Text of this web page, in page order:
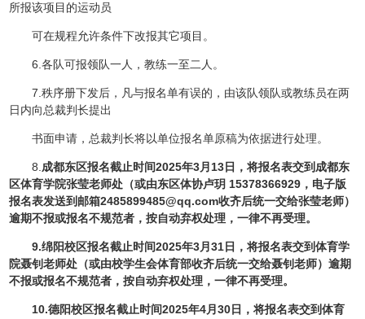
所报该项目的运动员
可在规程允许条件下改报其它项目。
6.各队可报领队一人，教练一至二人。
7.秩序册下发后，凡与报名单有误的，由该队领队或教练员在两
日内向总裁判长提出
书面申请，总裁判长将以单位报名单原稿为依据进行处理。
8. 成都东区报名截止时间2025年3月 13日，将报名表交到成都东
区体育学院张莹老师处（或由东区体协卢玥 15378366929，电子版
报名表发送到 邮箱2485899485@qq.com收齐后统一交给张莹老师）
逾期不报或报名不规范者，按自动弃权处理，一律不再受理。
9.绵阳校区报名截止时间2025年3月31日，将报名表交到体育学
院聂钊老师处（或由校学生会体育部收齐后统一交给聂钊老师）逾期
不报或报名不规范者，按自动弃权处理，一律不再受理。
10.德阳校区报名截止时间2025年4月30日，将报名表交到体育